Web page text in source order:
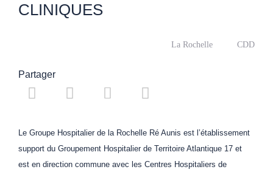
CLINIQUES
La Rochelle CDD
Partager
Le Groupe Hospitalier de la Rochelle Ré Aunis est l’établissement
support du Groupement Hospitalier de Territoire Atlantique 17 et
est en direction commune avec les Centres Hospitaliers de